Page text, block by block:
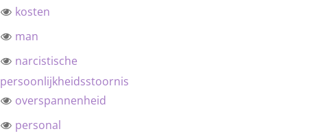
kosten
man
narcistische
persoonlijkheidsstoornis
overspannenheid
personal